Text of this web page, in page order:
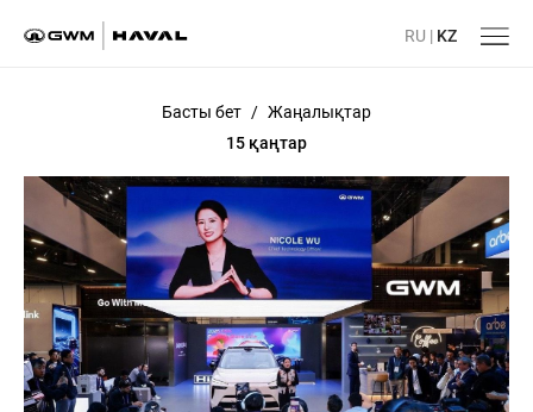
RU | KZ
Басты бет / Жаңалықтар
15 қаңтар